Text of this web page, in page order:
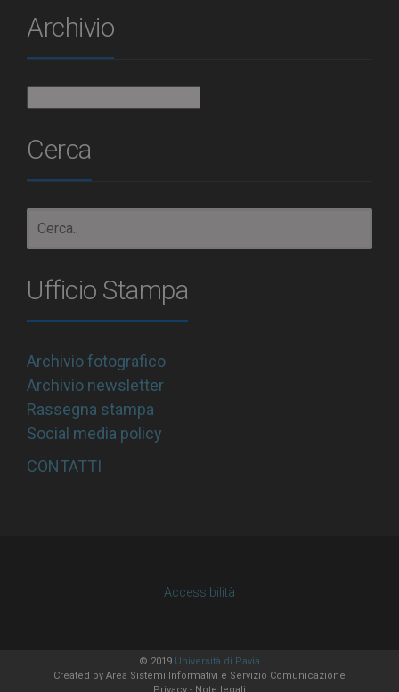
Archivio
Cerca
Ufficio Stampa
Archivio fotografico
Archivio newsletter
Rassegna stampa
Social media policy
CONTATTI
Accessibilità
© 2019 Università di Pavia
Created by Area Sistemi Informativi e Servizio Comunicazione